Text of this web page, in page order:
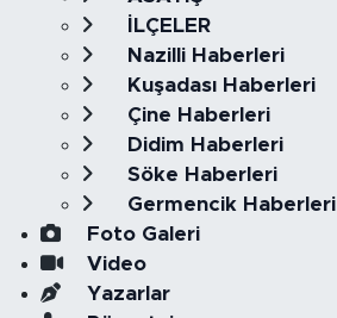
İLÇELER
Nazilli Haberleri
Kuşadası Haberleri
Çine Haberleri
Didim Haberleri
Söke Haberleri
Germencik Haberleri
Foto Galeri
Video
Yazarlar